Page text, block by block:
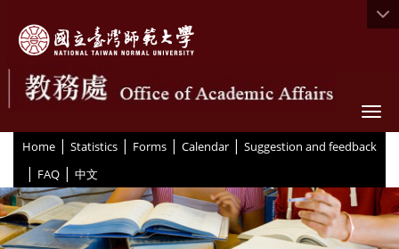
Home | Statistics | Forms | Calendar | Suggestion and feedback
| FAQ | 中文